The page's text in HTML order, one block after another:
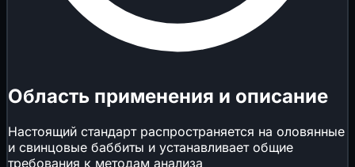
Область применения и описание
Настоящий стандарт распространяется на оловянные
и свинцовые баббиты и устанавливает общие
требования к методам анализа